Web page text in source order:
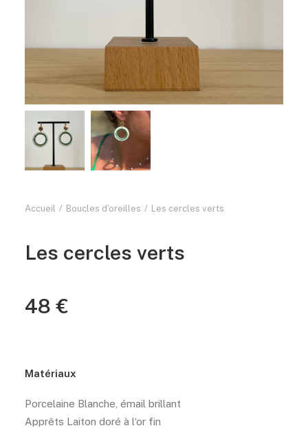
Accueil Boucles d'oreilles Les cercles verts
Les cercles verts
48 €
Matériaux
Porcelaine Blanche, émail brillant
Apprêts Laiton doré à l‘or fin